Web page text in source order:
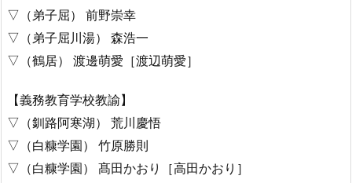
▽（弟子屈） 前野崇幸
▽（弟子屈川湯） 森浩一
▽（鶴居） 渡邊萌愛［渡辺萌愛］
【義務教育学校教諭】
▽（釧路阿寒湖） 荒川慶悟
▽（白糠学園） 竹原勝則
▽（白糠学園） 髙田かおり［高田かおり］